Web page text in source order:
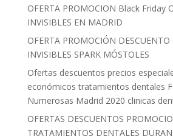
OFERTA PROMOCION Black Friday
INVISIBLES EN MADRID
OFERTA PROMOCIÓN
INVISIBLES SPARK MÓSTOLES
Ofertas descuentos precios
económicos tratamientos dentales
Numerosas Madrid 2020 clinicas
OFERTAS DESCUENTOS
TRATAMIENTOS DENTALES